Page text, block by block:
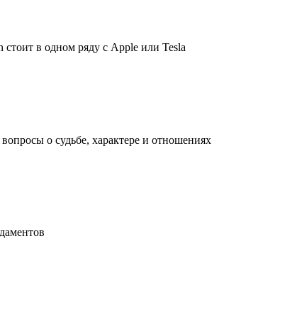
стоит в одном ряду с Apple или Tesla
о судьбе, характере и отношениях